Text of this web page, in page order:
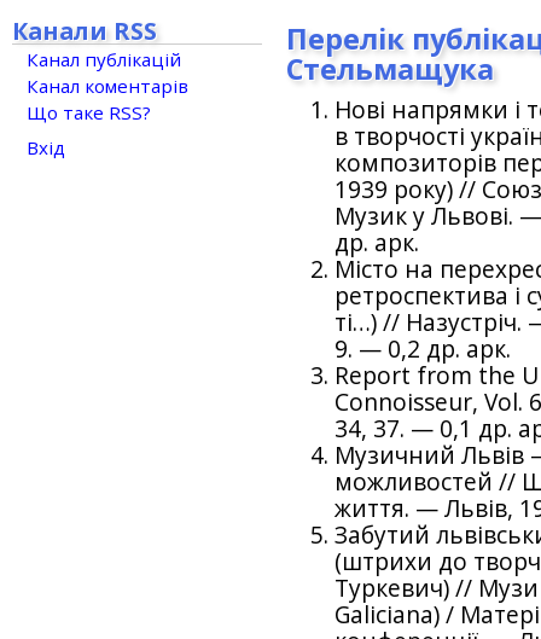
Перелік
Стельмащука
Нові напрямки і
в творчості
композиторів
1939 року) //
Музик у Львові.
др. арк.
Місто на
ретроспектива і
ті…) //
9. — 0,2 др. арк.
Report from the
Connoisseur, Vol.
34, 37. — 0,1 др.
Музичний Львів
можливостей //
життя. — Львів,
Забутий
(штрихи до
Туркевич) //
Galiciana) /
Канали RSS
Канал публікацій
Канал коментарів
Що таке RSS?
Вхід